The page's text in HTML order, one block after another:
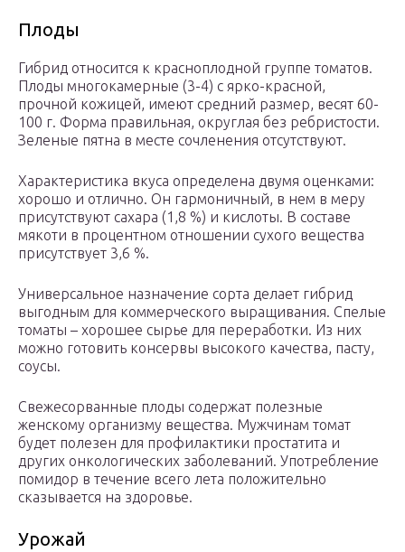
Плоды
Гибрид относится к красноплодной группе томатов.
Плоды многокамерные (3-4) с ярко-красной,
прочной кожицей, имеют средний размер, весят 60-
100 г. Форма правильная, округлая без ребристости.
Зеленые пятна в месте сочленения отсутствуют.
Характеристика вкуса определена двумя оценками:
хорошо и отлично. Он гармоничный, в нем в меру
присутствуют сахара (1,8 %) и кислоты. В составе
мякоти в процентном отношении сухого вещества
присутствует 3,6 %.
Универсальное назначение сорта делает гибрид
выгодным для коммерческого выращивания. Спелые
томаты – хорошее сырье для переработки. Из них
можно готовить консервы высокого качества, пасту,
соусы.
Свежесорванные плоды содержат полезные
женскому организму вещества. Мужчинам томат
будет полезен для профилактики простатита и
других онкологических заболеваний. Употребление
помидор в течение всего лета положительно
сказывается на здоровье.
Урожай